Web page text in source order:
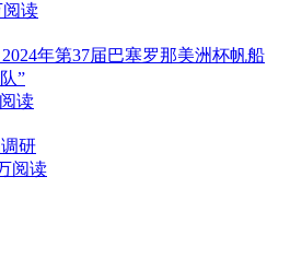
阅读
年第37届巴塞罗那美洲杯帆船
”
读
研
阅读